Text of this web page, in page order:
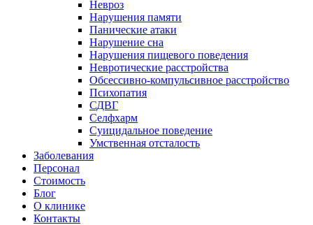
Невроз
Нарушения памяти
Панические атаки
Нарушение сна
Нарушения пищевого поведения
Невротические расстройства
Обсессивно-компульсивное расстройство
Психопатия
СДВГ
Селфхарм
Суицидальное поведение
Умственная отсталость
Заболевания
Персонал
Стоимость
Блог
О клинике
Контакты